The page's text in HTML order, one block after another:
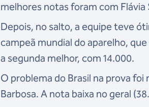
melhores notas foram com Flávia
Depois, no salto, a equipe teve
campeã mundial do aparelho,
a segunda melhor, com 14.000.
O problema do Brasil na prova foi
Barbosa. A nota baixa no geral